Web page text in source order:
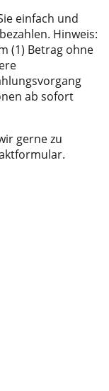
einfach und
Hinweis:
(1) Betrag ohne
ab sofort
gerne zu